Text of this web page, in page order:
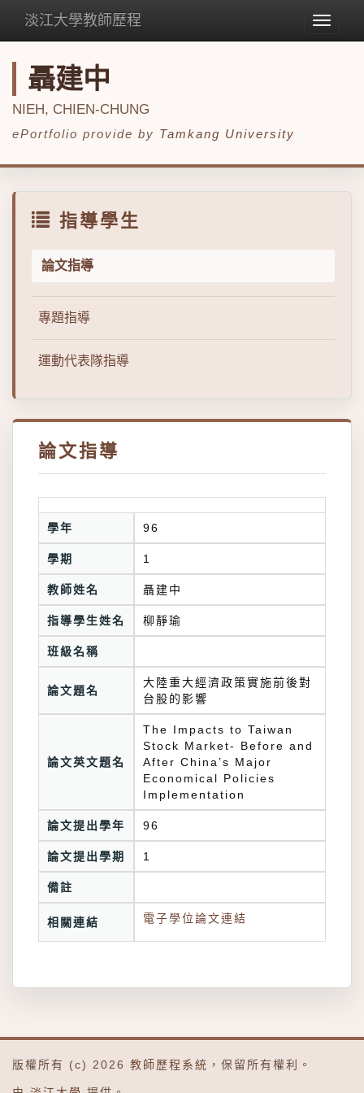
Toggle
淡江大學教師歷程
聶建中
NIEH, CHIEN-CHUNG
ePortfolio provide by Tamkang University
指導學生
論文指導
專題指導
運動代表隊指導
論文指導
學年 96
學期 1
教師姓名 聶建中
指導學生姓名 柳靜瑜
班級名稱
論文題名
大陸重大經濟政策實施前後對
台股的影響
論文英文題名
The Impacts to Taiwan
Stock Market- Before and
After China’s Major
Economical Policies
Implementation
論文提出學年 96
論文提出學期 1
備註
相關連結 電子學位論文連結
版權所有 (c) 2026 教師歷程系統 ，保留所有權利。